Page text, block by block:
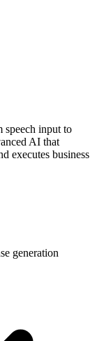
speech input to
AI that
executes business
generation